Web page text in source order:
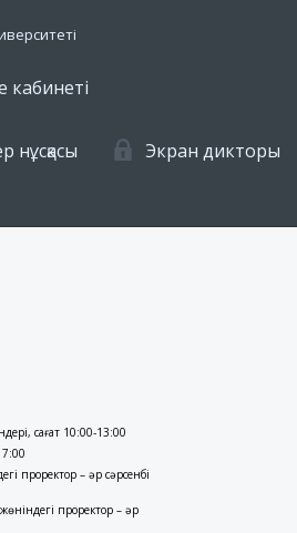
нұсқасы Экран дикторы
сағат 10:00-13:00
проректор – әр сәрсенбі
проректор – әр